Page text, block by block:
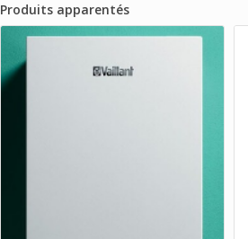
Produits apparentés